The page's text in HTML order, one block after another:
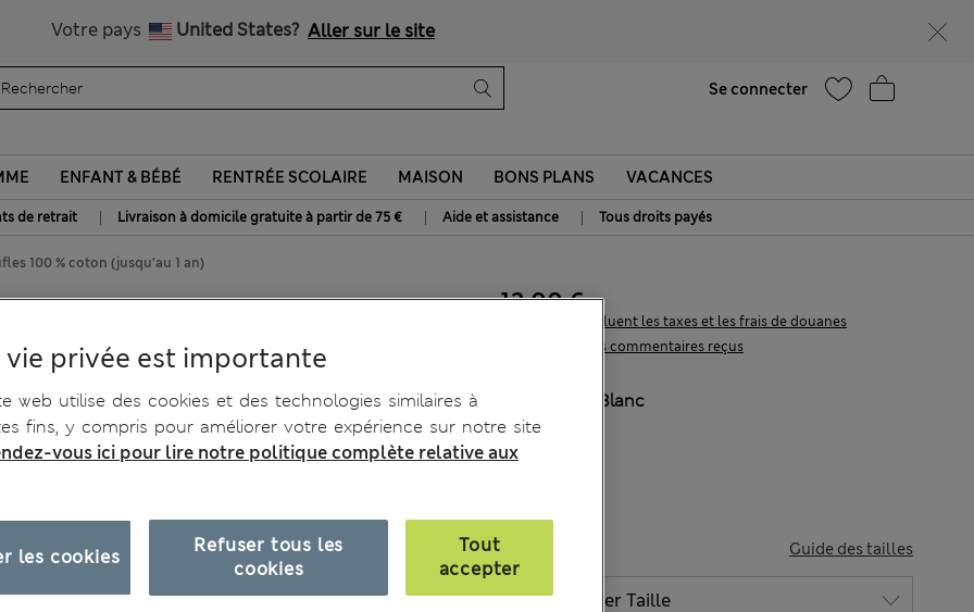
Votre pays United States? Aller sur le site
Se connecter
ENFANT & BÉBÉ RENTRÉE SCOLAIRE MAISON BONS PLANS VACANCES
de retrait | Livraison à domicile gratuite à partir de 75 € | Aide et assistance | Tous droits payés
100 % coton (jusqu’au 1 an)
% coton (jusqu’au 1 an) 13 les commentaires reçus
13.00 €
Tous les prix incluent les taxes et les frais de douanes
Blanc
Épuisé
Guide des tailles
vie privée est importante
web utilise des cookies et des technologies similaires à
fins, y compris pour améliorer votre expérience sur notre site
vous ici pour lire notre politique complète relative aux
Refuser tous les
cookies
Tout
accepter
les cookies